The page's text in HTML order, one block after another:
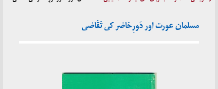
مسلمان عورت اور دَورِحَاضر کی تَقَاضی